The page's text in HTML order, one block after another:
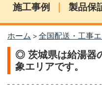
施工事例
| 製品保
ホーム > 全国配送・工事
◎ 茨城県は給湯器
象エリアです。